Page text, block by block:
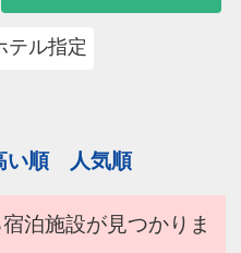
テル指定
い順 人気順
泊施設が見つかりま